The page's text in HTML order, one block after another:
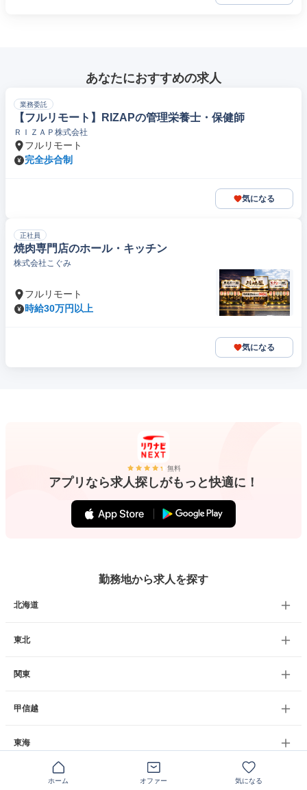
あなたにおすすめの求人
業務委託
【フルリモート】RIZAPの管理栄養士・保健師
ＲＩＺＡＰ株式会社
フルリモート
完全歩合制
気になる
正社員
焼肉専門店のホール・キッチン
株式会社こぐみ
フルリモート
時給30万円以上
気になる
無料
アプリなら求人探しがもっと快適に！
勤務地から求人を探す
北海道
東北
関東
甲信越
東海
ホーム オファー 気になる